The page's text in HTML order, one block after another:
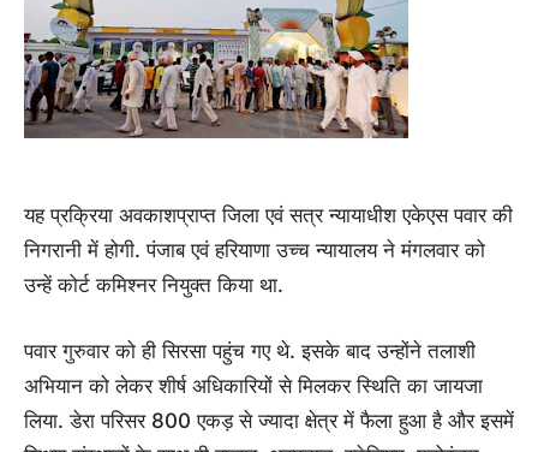
यह प्रक्रिया अवकाशप्राप्त जिला एवं सत्र न्यायाधीश एकेएस पवार की
निगरानी में होगी. पंजाब एवं हरियाणा उच्च न्यायालय ने मंगलवार को
उन्हें कोर्ट कमिश्‍नर नियुक्त किया था.
पवार गुरुवार को ही सिरसा पहुंच गए थे. इसके बाद उन्‍होंने तलाशी
अभियान को लेकर शीर्ष अधिकारियों से मिलकर स्थिति का जायजा
लिया. डेरा परिसर 800 एकड़ से ज्यादा क्षेत्र में फैला हुआ है और इसमें